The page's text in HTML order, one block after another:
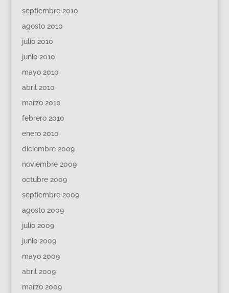
septiembre 2010
agosto 2010
julio 2010
junio 2010
mayo 2010
abril 2010
marzo 2010
febrero 2010
enero 2010
diciembre 2009
noviembre 2009
octubre 2009
septiembre 2009
agosto 2009
julio 2009
junio 2009
mayo 2009
abril 2009
marzo 2009